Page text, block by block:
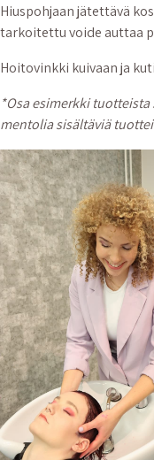
Hiuspohjaan jätettävä
tarkoitettu voide auttaa
Hoitovinkki kuivaan ja
*Osa esimerkki
mentolia sisältäviä